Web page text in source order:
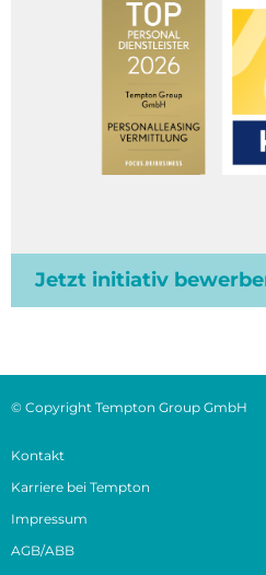
Jetzt initiativ
© Copyright Tempton Group GmbH
Kontakt
Karriere bei Tempton
Impressum
AGB/ABB